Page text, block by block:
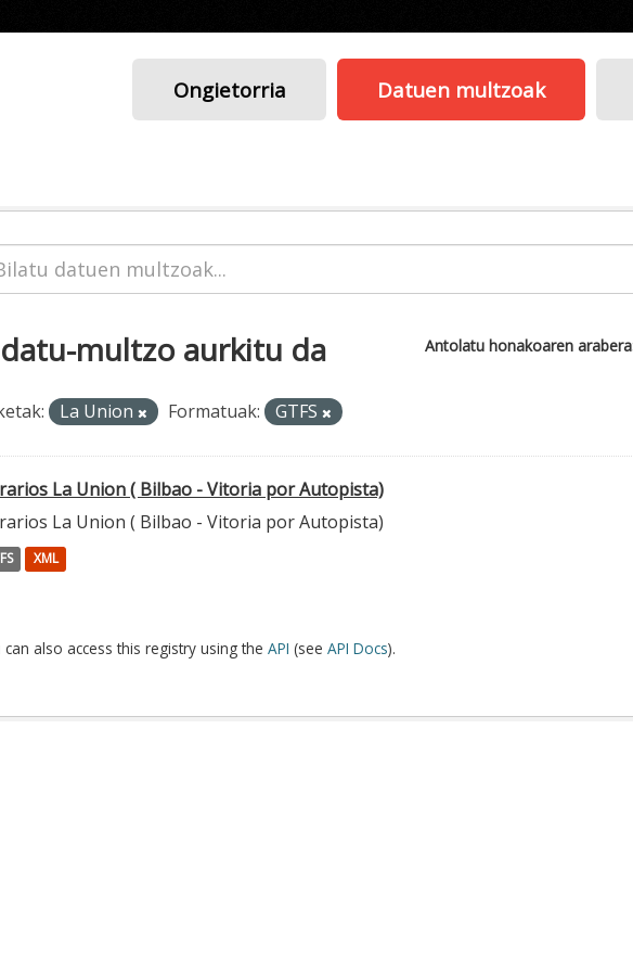
Ongietorria Datuen multzoak
Antolatu honakoaren arabera
multzo aurkitu da
La Union Formatuak: GTFS
La Union ( Bilbao - Vitoria por Autopista)
La Union ( Bilbao - Vitoria por Autopista)
XML
can also access this registry using the API (see API Docs).